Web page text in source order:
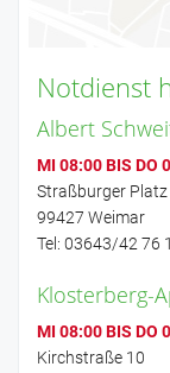
Notdienst
Albert
MI 08:00 BIS DO
Straßburger Platz
99427 Weimar
Tel: 03643/42 76
Klosterberg-
MI 08:00 BIS DO
Kirchstraße 10